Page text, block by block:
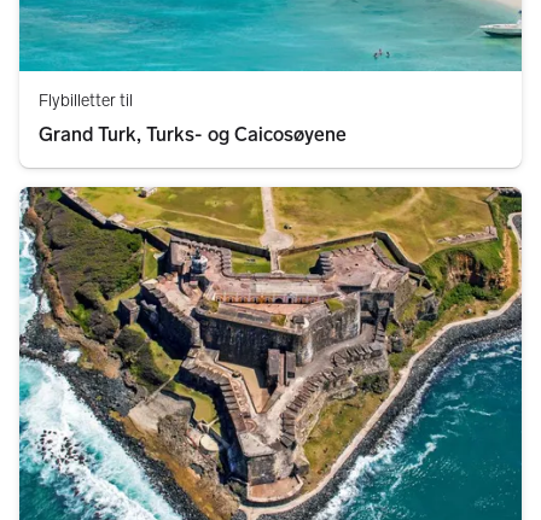
Flybilletter til
Grand Turk, Turks- og Caicosøyene